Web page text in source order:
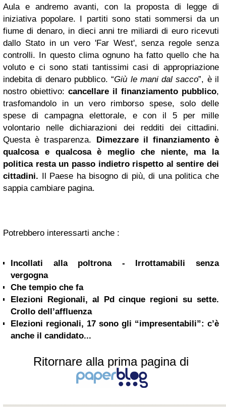
Aula e andremo avanti, con la proposta di legge di
iniziativa popolare. I partiti sono stati sommersi da un
fiume di denaro, in dieci anni tre miliardi di euro ricevuti
dallo Stato in un vero 'Far West', senza regole senza
controlli. In questo clima ognuno ha fatto quello che ha
voluto e ci sono stati tantissimi casi di appropriazione
indebita di denaro pubblico. “Giù le mani dal sacco”, è il
nostro obiettivo: cancellare il finanziamento pubblico,
trasfomandolo in un vero rimborso spese, solo delle
spese di campagna elettorale, e con il 5 per mille
volontario nelle dichiarazioni dei redditi dei cittadini.
Questa è trasparenza. Dimezzare il finanziamento è
qualcosa e qualcosa è meglio che niente, ma la
politica resta un passo indietro rispetto al sentire dei
cittadini. Il Paese ha bisogno di più, di una politica che
sappia cambiare pagina.
Potrebbero interessarti anche :
Incollati alla poltrona - Irrottamabili senza
vergogna
Che tempio che fa
Elezioni Regionali, al Pd cinque regioni su sette.
Crollo dell’affluenza
Elezioni regionali, 17 sono gli “impresentabili”: c’è
anche il candidato...
Ritornare alla prima pagina di